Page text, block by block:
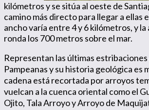
kilómetros y se sitúa al oeste de
camino más directo para llegar a ellas
ancho varía entre 4 y 6 kilómetros, y la
ronda los 700 metros sobre el mar.
Representan las últimas estribaciones
Pampeanas y su historia geológica es
cadena está recortada por arroyos
vuelcan a la cuenca oriental como el
Ojito, Tala Arroyo y Arroyo de